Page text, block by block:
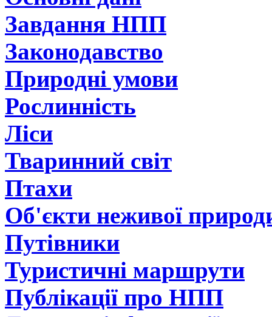
Завдання НПП
Законодавство
Природні умови
Рослинність
Ліси
Тваринний світ
Птахи
Об'єкти неживої
Путівники
Туристичні маршрути
Публікації про НПП